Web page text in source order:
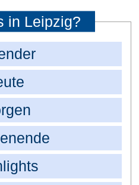
in Leipzig?